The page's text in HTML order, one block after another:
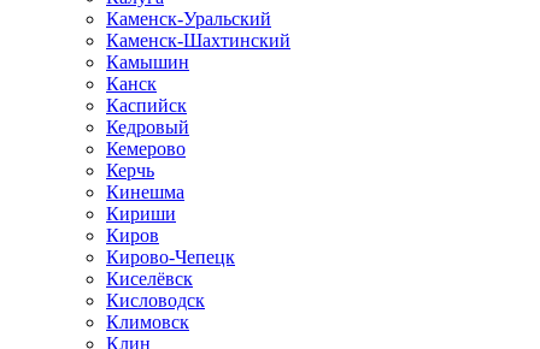
Каменск-Уральский
Каменск-Шахтинский
Камышин
Канск
Каспийск
Кедровый
Кемерово
Керчь
Кинешма
Кириши
Киров
Кирово-Чепецк
Киселёвск
Кисловодск
Климовск
Клин